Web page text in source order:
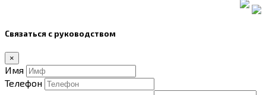
Связаться с руководством
×
Имя
Телефон